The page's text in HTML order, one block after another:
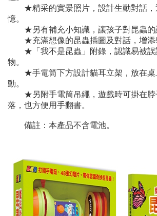
★精采的實景照片，設計生動對話，
憶。
★另有補充小知識，讓孩子對昆蟲的
★充滿想像的昆蟲插圖及對話，增添
★「我不是昆蟲」附錄，認識易被誤
物。
★手電筒下方設計貓耳立架，放在桌
動。
★另附手電筒吊繩，遊戲時可掛在脖
落，也方便用手翻書。
備註：本產品不含電池。